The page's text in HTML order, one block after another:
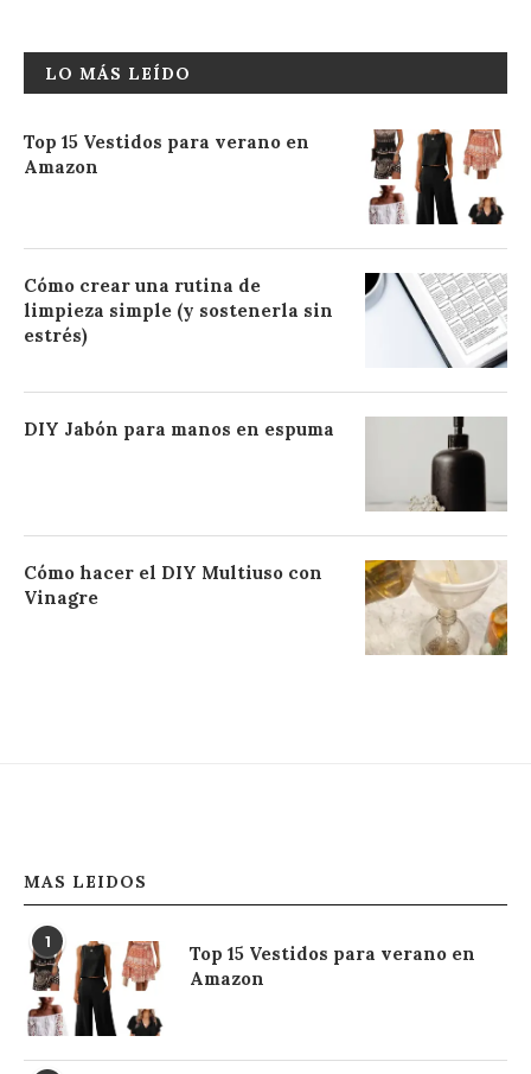
LO MÁS LEÍDO
Top 15 Vestidos para verano en
Amazon
Cómo crear una rutina de
limpieza simple (y sostenerla sin
estrés)
DIY Jabón para manos en espuma
Cómo hacer el DIY Multiuso con
Vinagre
MAS LEIDOS
1
Top 15 Vestidos para verano en
Amazon